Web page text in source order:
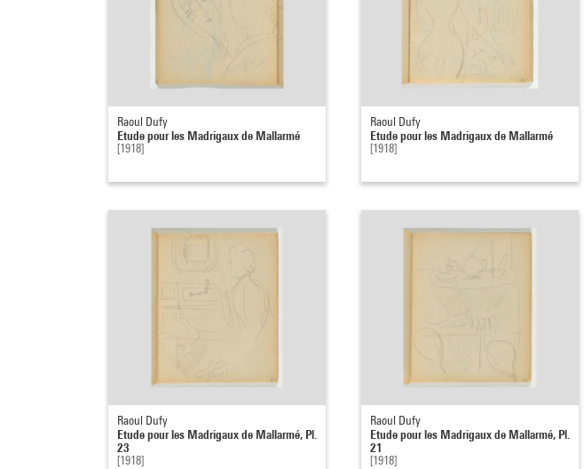
Raoul Dufy
Etude pour les Madrigaux de Mallarmé
[1918]
Raoul Dufy
Etude pour les Madrigaux de Mallarmé
[1918]
Raoul Dufy
Etude pour les Madrigaux de Mallarmé, Pl.
23
[1918]
Raoul Dufy
Etude pour les Madrigaux de Mallarmé, Pl.
21
[1918]